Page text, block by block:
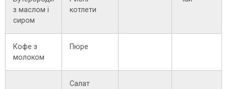
з маслом і
сиром
котлети
Кофе з
молоком
Пюре
Салат